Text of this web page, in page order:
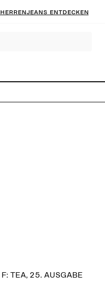
Herrenjeans entdecken
TEA, 25. AUSGABE